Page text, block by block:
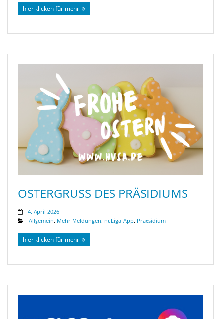
hier klicken für mehr
OSTERGRUSS DES PRÄSIDIUMS
4. April 2026
Allgemein, Mehr Meldungen, nuLiga-App, Praesidium
hier klicken für mehr